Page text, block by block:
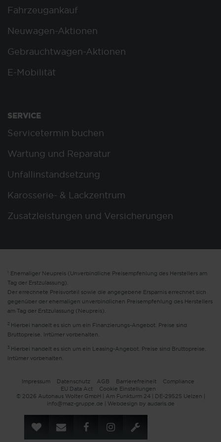
Fahrzeugankauf
Neuwagen-Aktionen
Gebrauchtwagen-Aktionen
E-Mobilität
SERVICE
Servicetermin buchen
Wartung und Reparatur
Unfallinstandsetzung
Karosserie- & Lackzentrum
Zusatzleistungen und Versicherungen
1 Ehemaliger Neupreis (Unverbindliche Preisempfehlung des Herstellers am
Tag der Erstzulassung).
Der errechnete Preisvorteil sowie die angegebene Ersparnis errechnet sich
gegenüber der ehemaligen unverbindlichen Preisempfehlung des Herstellers
am Tag der Erstzulassung (Neupreis).
2 Hierbei handelt es sich um ein Finanzierungs-Angebot. Preise sind
Bruttopreise. Irrtümer vorbehalten.
3 Hierbei handelt es sich um ein Leasing-Angebot. Preise sind Bruttopreise.
Irrtümer vorbehalten.
Impressum Datenschutz AGB Barrierefreiheit
Compliance
EU Data Act
Cookie Einstellungen
© 2026 Autohaus Wolter GmbH | Am Funkturm 24 | DE-29525 Uelzen |
info@maz-gruppe.de |
Webdesign by audaris.de